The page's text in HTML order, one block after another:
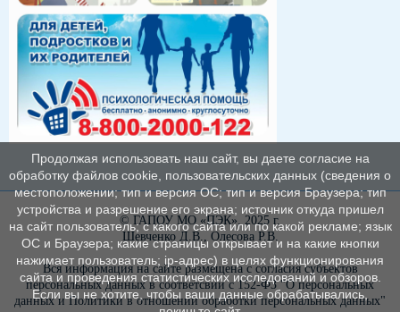
© ГАПОУ МО «ПЭК», 2025 г.
Шевченко Д.В., Олесова Р.В.
Вся информация на сайте размещена с согласия субъектов
персональных данных в соответсвии с 152-ФЗ "О персональных
данных и Политики в отношении обработки персональных данных"
Продолжая использовать наш сайт, вы даете согласие на
обработку файлов cookie, пользовательских данных (сведения о
местоположении; тип и версия ОС; тип и версия Браузера; тип
устройства и разрешение его экрана; источник откуда пришел
на сайт пользователь; с какого сайта или по какой рекламе; язык
ОС и Браузера; какие страницы открывает и на какие кнопки
нажимает пользователь; ip-адрес) в целях функционирования
сайта и проведения статистических исследований и обзоров.
Если вы не хотите, чтобы ваши данные обрабатывались,